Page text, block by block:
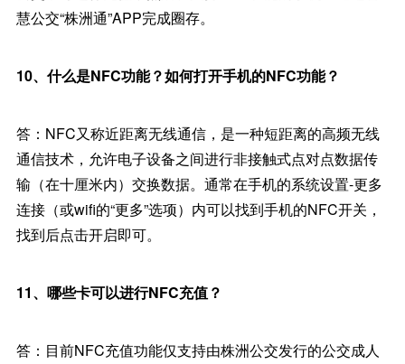
慧公交“株洲通”APP完成圈存。
10、什么是NFC功能？如何打开手机的NFC功能？
答：NFC又称近距离无线通信，是一种短距离的高频无线
通信技术，允许电子设备之间进行非接触式点对点数据传
输（在十厘米内）交换数据。通常在手机的系统设置-更多
连接（或wifi的“更多”选项）内可以找到手机的NFC开关，
找到后点击开启即可。
11、哪些卡可以进行NFC充值？
答：目前NFC充值功能仅支持由株洲公交发行的公交成人